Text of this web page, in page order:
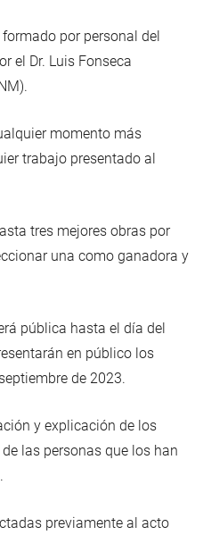
por personal del
el Dr. Luis Fonseca
momento más
trabajo presentado al
tres mejores obras por
una como ganadora y
pública hasta el día del
en público los
de 2023.
y explicación de los
las personas que los han
previamente al acto